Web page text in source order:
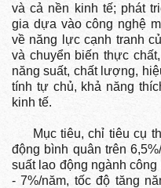
và cả nền kinh tế; phát
gia dựa vào công nghệ
về năng lực cạnh tranh
và chuyển biến thực
năng suất, chất lượng,
tính tự chủ, khả năng
kinh tế.
Mục tiêu, chỉ tiêu cụ
động bình quân trên
suất lao động ngành
- 7%/năm, tốc độ tăng